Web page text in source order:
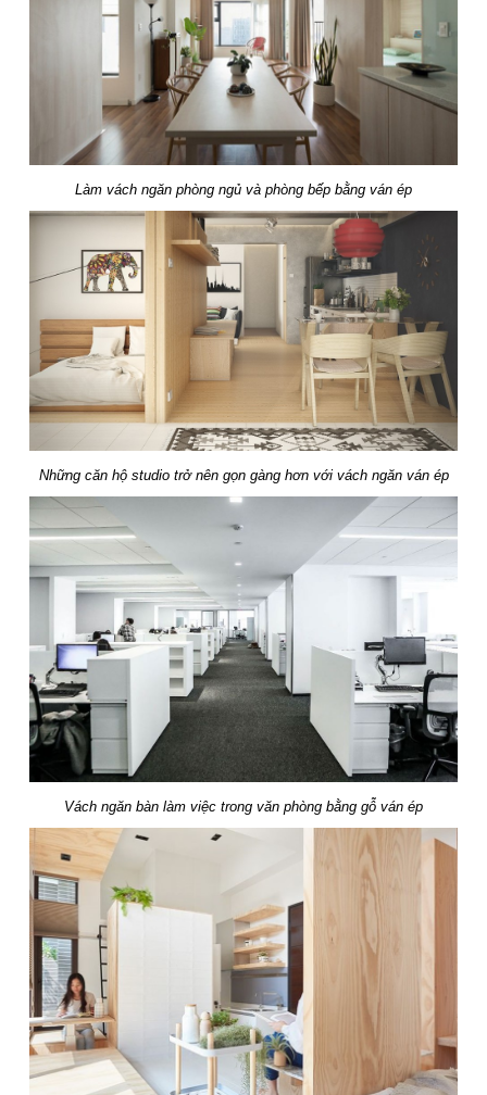
Làm vách ngăn phòng ngủ và phòng bếp bằng ván ép
Những căn hộ studio trở nên gọn gàng hơn với vách ngăn ván ép
Vách ngăn bàn làm việc trong văn phòng bằng gỗ ván ép